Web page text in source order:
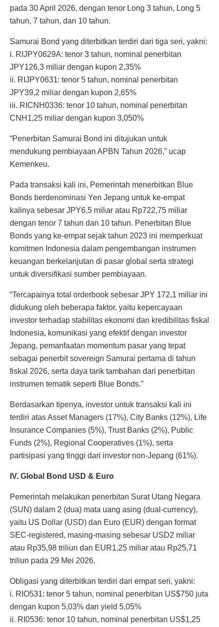
pada 30 April 2026, dengan tenor Long 3 tahun, Long 5
tahun, 7 tahun, dan 10 tahun.
Samurai Bond yang diterbitkan terdiri dari tiga seri, yakni:
i. RIJPY0629A: tenor 3 tahun, nominal penerbitan
JPY126,3 miliar dengan kupon 2,35%
ii. RIJPY0631: tenor 5 tahun, nominal penerbitan
JPY39,2 miliar dengan kupon 2,65%
iii. RICNH0336: tenor 10 tahun, nominal penerbitan
CNH1,25 miliar dengan kupon 3,050%
“Penerbitan Samurai Bond ini ditujukan untuk
mendukung pembiayaan APBN Tahun 2026,” ucap
Kemenkeu.
Pada transaksi kali ini, Pemerintah menerbitkan Blue
Bonds berdenominasi Yen Jepang untuk ke-empat
kalinya sebesar JPY6,5 miliar atau Rp722,75 miliar
dengan tenor 7 tahun dan 10 tahun. Penerbitan Blue
Bonds yang ke-empat sejak tahun 2023 ini memperkuat
komitmen Indonesia dalam pengembangan instrumen
keuangan berkelanjutan di pasar global serta strategi
untuk diversifikasi sumber pembiayaan.
“Tercapainya total orderbook sebesar JPY 172,1 miliar ini
didukung oleh beberapa faktor, yaitu kepercayaan
investor terhadap stabilitas ekonomi dan kredibilitas fiskal
Indonesia, komunikasi yang efektif dengan investor
Jepang, pemanfaatan momentum pasar yang tepat
sebagai penerbit sovereign Samurai pertama di tahun
fiskal 2026, serta daya tarik tambahan dari penerbitan
instrumen tematik seperti Blue Bonds.”
Berdasarkan tipenya, investor untuk transaksi kali ini
terdiri atas Asset Managers (17%), City Banks (12%), Life
Insurance Companies (5%), Trust Banks (2%), Public
Funds (2%), Regional Cooperatives (1%), serta
partisipasi yang tinggi dari investor non-Jepang (61%).
IV. Global Bond USD & Euro
Pemerintah melakukan penerbitan Surat Utang Negara
(SUN) dalam 2 (dua) mata uang asing (dual-currency),
yaitu US Dollar (USD) dan Euro (EUR) dengan format
SEC-registered, masing-masing sebesar USD2 miliar
atau Rp35,98 triliun dan EUR1,25 miliar atau Rp25,71
triliun pada 29 Mei 2026.
Obligasi yang diterbitkan terdiri dari empat seri, yakni:
i. RIO531: tenor 5 tahun, nominal penerbitan US$750 juta
dengan kupon 5,03% dan yield 5,05%
ii. RI0536: tenor 10 tahun, nominal penerbitan US$1,25